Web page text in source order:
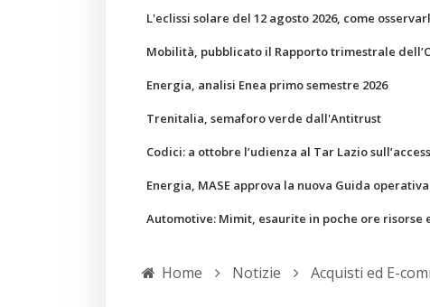
L'eclissi solare del 12 agosto 2026, come
Mobilità, pubblicato il Rapporto trimestrale
Energia, analisi Enea primo semestre 2026
Trenitalia, semaforo verde dall'Antitrust
Codici: a ottobre l’udienza al Tar Lazio
Energia, MASE approva la nuova Guida
Automotive: Mimit, esaurite in poche ore risorse
Home Notizie Acquisti ed E-